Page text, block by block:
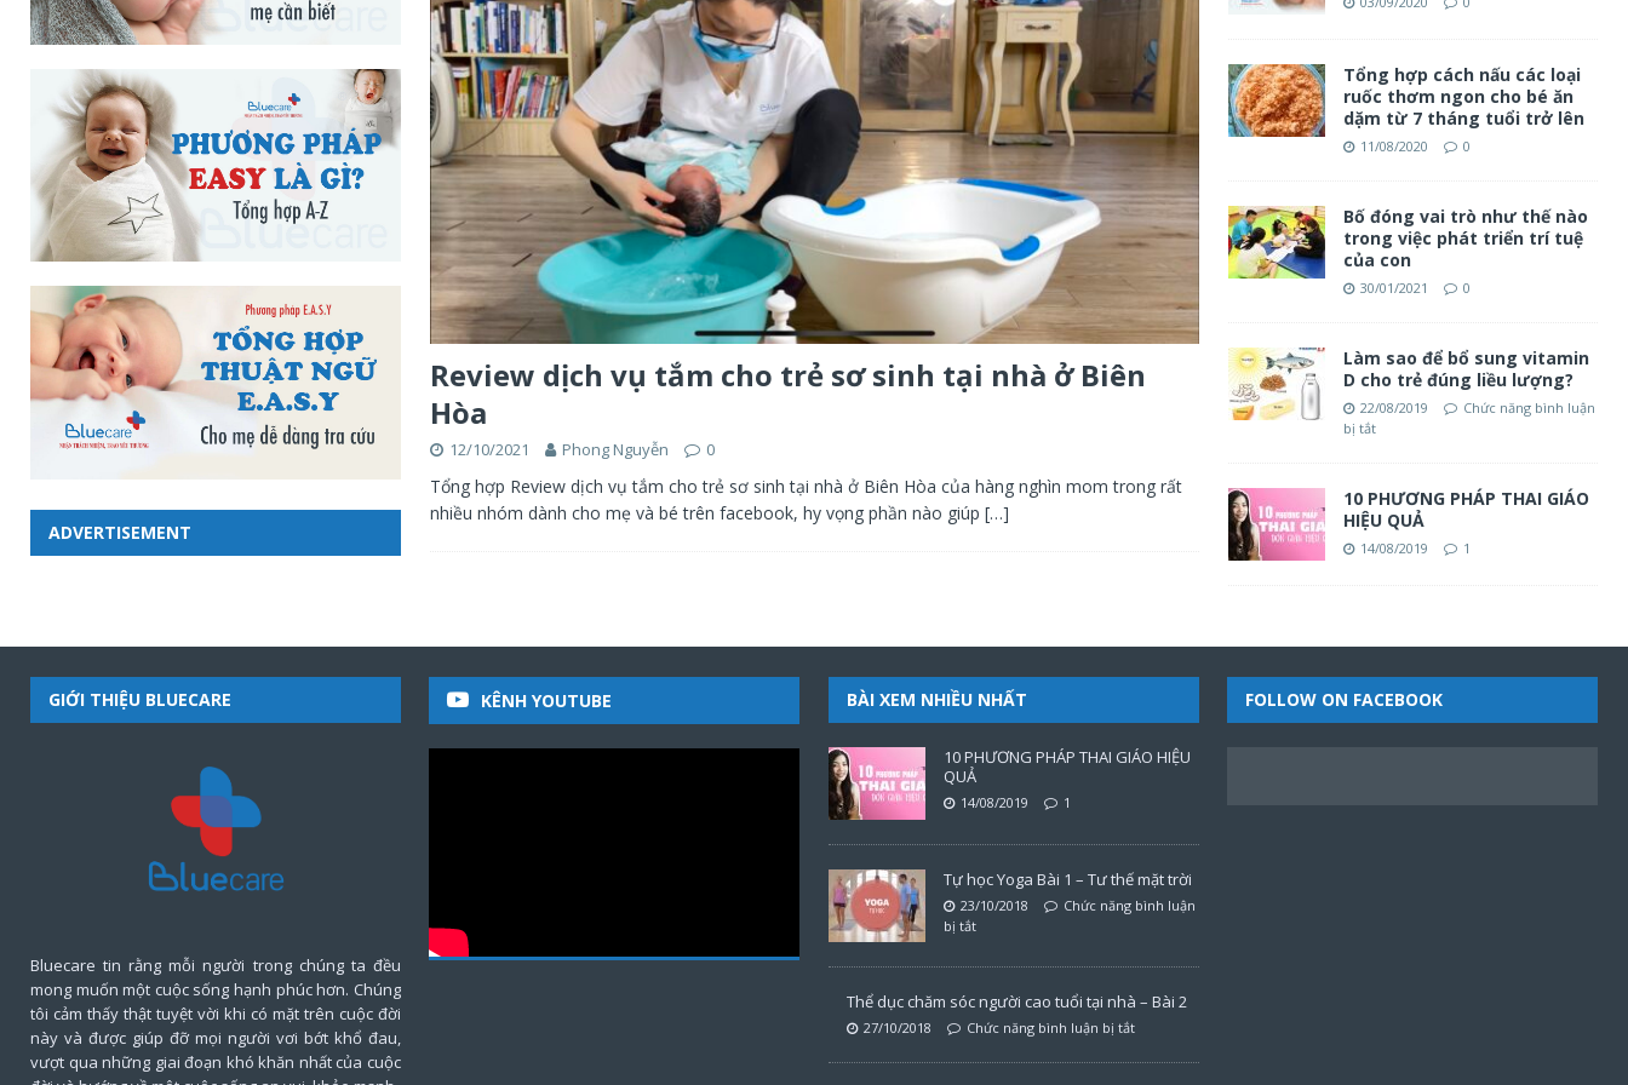
Review dịch vụ tắm cho trẻ sơ sinh tại nhà ở Biên
Hòa
12/10/2021 Phong Nguyễn 0
Tổng hợp Review dịch vụ tắm cho trẻ sơ sinh tại nhà ở Biên Hòa của hàng nghìn mom trong rất
nhiều nhóm dành cho mẹ và bé trên facebook, hy vọng phần nào giúp […]
ADVERTISEMENT
Tổng hợp cách nấu các loại
ruốc thơm ngon cho bé ăn
dặm từ 7 tháng tuổi trở lên
11/08/2020 0
Bố đóng vai trò như thế nào
trong việc phát triển trí tuệ
của con
30/01/2021 0
Làm sao để bổ sung vitamin
D cho trẻ đúng liều lượng?
22/08/2019
Chức năng bình luận
bị tắt
10 PHƯƠNG PHÁP THAI GIÁO
HIỆU QUẢ
14/08/2019 1
GIỚI THIỆU BLUECARE
Bluecare tin rằng mỗi người trong chúng ta đều
mong muốn một cuộc sống hạnh phúc hơn. Chúng
tôi cảm thấy thật tuyệt vời khi có mặt trên cuộc đời
này và được giúp đỡ mọi người vơi bớt khổ đau,
vượt qua những giai đoạn khó khăn nhất của cuộc
KÊNH YOUTUBE BÀI XEM NHIỀU NHẤT
10 PHƯƠNG PHÁP THAI GIÁO HIỆU
QUẢ
14/08/2019 1
Tự học Yoga Bài 1 – Tư thế mặt trời
23/10/2018
Chức năng bình luận
bị tắt
Thể dục chăm sóc người cao tuổi tại nhà – Bài 2
27/10/2018 Chức năng bình luận bị tắt
FOLLOW ON FACEBOOK